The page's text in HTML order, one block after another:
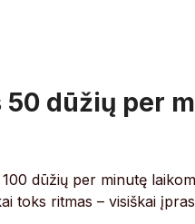
dūžių per
dūžių per minutę
toks ritmas – visiškai